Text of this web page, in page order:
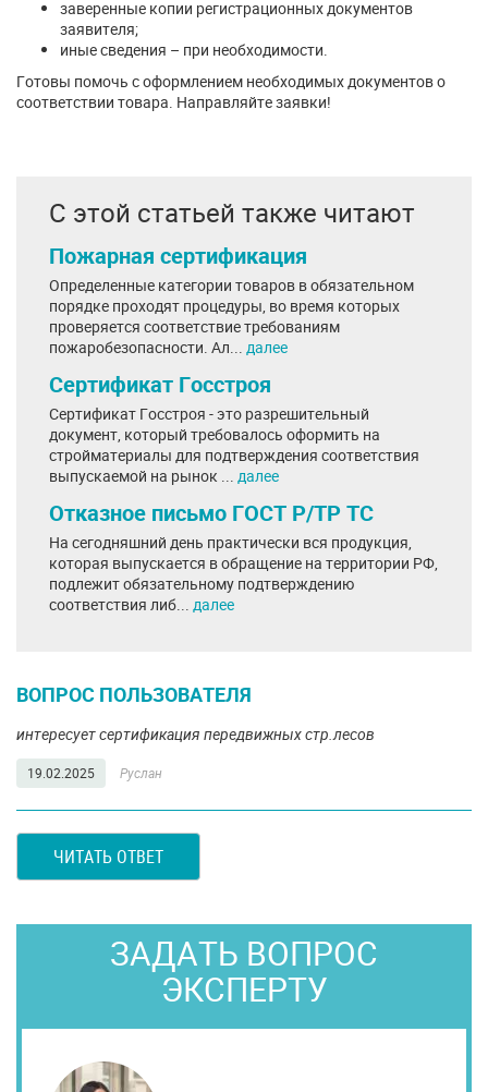
заверенные копии регистрационных документов
заявителя;
иные сведения – при необходимости.
Готовы помочь с оформлением необходимых документов о
соответствии товара. Направляйте заявки!
С этой статьей также читают
Пожарная сертификация
Определенные категории товаров в обязательном
порядке проходят процедуры, во время которых
проверяется соответствие требованиям
пожаробезопасности. Ал... далее
Сертификат Госстроя
Сертификат Госстроя - это разрешительный
документ, который требовалось оформить на
стройматериалы для подтверждения соответствия
выпускаемой на рынок ... далее
Отказное письмо ГОСТ Р/ТР ТС
На сегодняшний день практически вся продукция,
которая выпускается в обращение на территории РФ,
подлежит обязательному подтверждению
соответствия либ... далее
ВОПРОС ПОЛЬЗОВАТЕЛЯ
интересует сертификация передвижных стр.лесов
19.02.2025 Руслан
ЧИТАТЬ ОТВЕТ
ЗАДАТЬ ВОПРОС
ЭКСПЕРТУ